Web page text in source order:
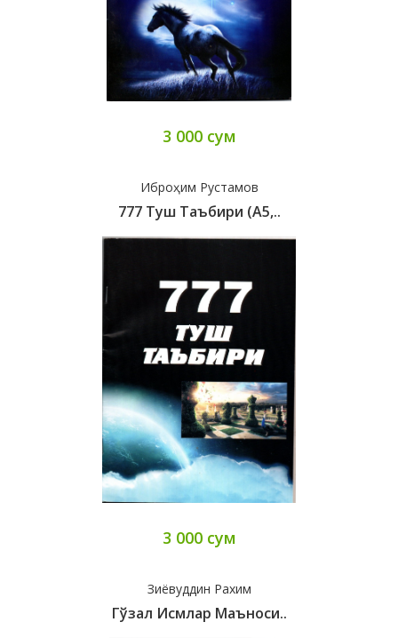
3 000 сум
Иброҳим Рустамов
777 Туш Таъбири (А5,..
3 000 сум
Зиёвуддин Рахим
Гўзал Исмлар Маъноси..